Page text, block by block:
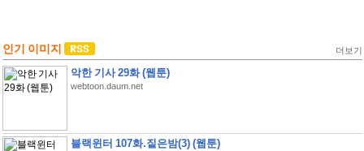
인기 이미지 더보기
악한 기사 29화 (웹툰)
webtoon.daum.net
블랙윈터 107화.짙은밤(3) (웹툰)